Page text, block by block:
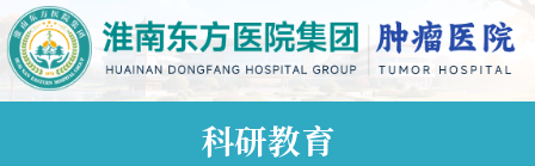
科研教育